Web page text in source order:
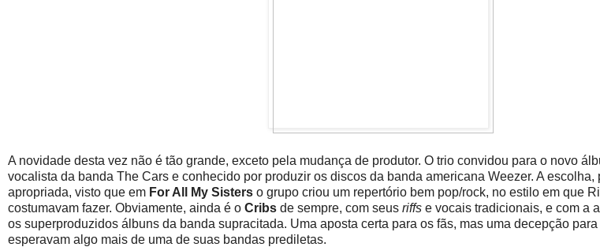
A novidade desta vez não é tão grande, exceto pela mudança de produtor. O trio convidou para o novo
vocalista da banda The Cars e conhecido por produzir os discos da banda americana Weezer. A escolha,
apropriada, visto que em For All My Sisters o grupo criou um repertório bem pop/rock, no estilo em que
costumavam fazer. Obviamente, ainda é o Cribs de sempre, com seus riffs e vocais tradicionais, e com a
os superproduzidos álbuns da banda supracitada. Uma aposta certa para os fãs, mas uma decepção
esperavam algo mais de uma de suas bandas prediletas.